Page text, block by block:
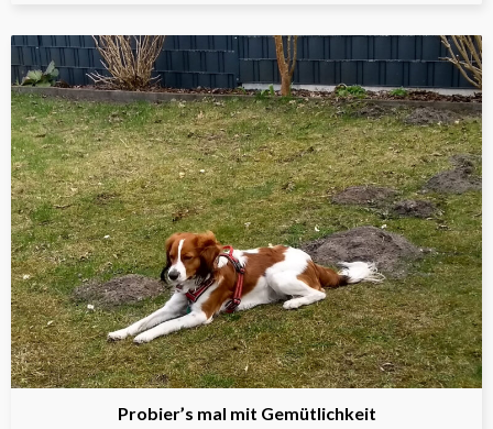
Probier’s mal mit Gemütlichkeit